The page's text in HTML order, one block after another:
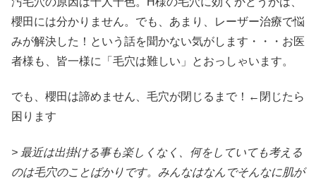
櫻田には分かりません。でも、あまり、レーザー治療で悩
みが解決した！という話を聞かない気がします・・・お医
者様も、皆一様に「毛穴は難しい」とおっしゃいます。
でも、櫻田は諦めません、毛穴が閉じるまで！←閉じたら
困ります
> 最近は出掛ける事も楽しくなく、何をしていても考える
のは毛穴のことばかりです。みんなはなんでそんなに肌が